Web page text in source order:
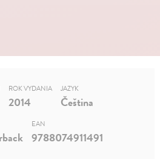
ROK VYDANIA
2014
JAZYK
Čeština
EAN
9788074911491